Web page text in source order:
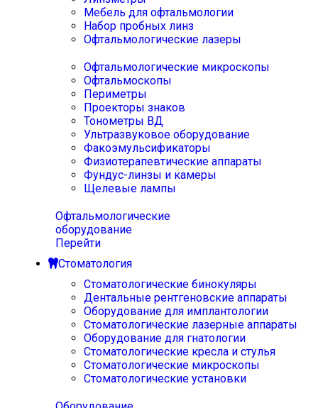
Мебель для офтальмологии
Набор пробных линз
Офтальмологические лазеры
Офтальмологические микроскопы
Офтальмоскопы
Периметры
Проекторы знаков
Тонометры ВД
Ультразвуковое оборудование
Факоэмульсификаторы
Физиотерапевтические аппараты
Фундус-линзы и камеры
Щелевые лампы
Офтальмологические
оборудование
Перейти
Стоматология
Стоматологические бинокуляры
Дентальные рентгеновские аппараты
Оборудование для имплантологии
Стоматологические лазерные аппараты
Оборудование для гнатологии
Стоматологические кресла и стулья
Стоматологические микроскопы
Стоматологические установки